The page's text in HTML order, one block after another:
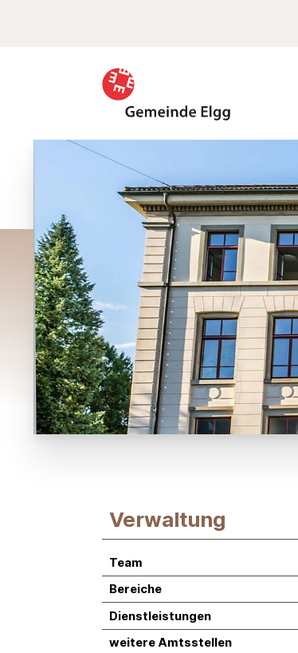
Subnavigation:
Verwaltung
Team
Bereiche
Dienstleistungen
weitere Amtsstellen